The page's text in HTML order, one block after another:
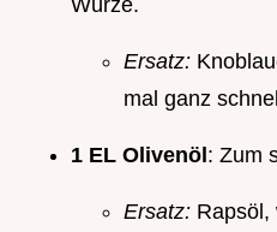
Ersatz:
mal ganz
1 EL Olivenöl: Zum
Ersatz: Rapsöl,